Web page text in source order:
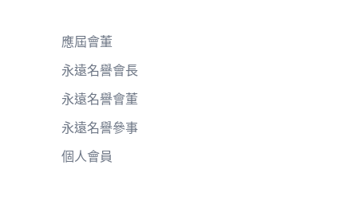
應屆會董
永遠名譽會長
永遠名譽會董
永遠名譽參事
個人會員